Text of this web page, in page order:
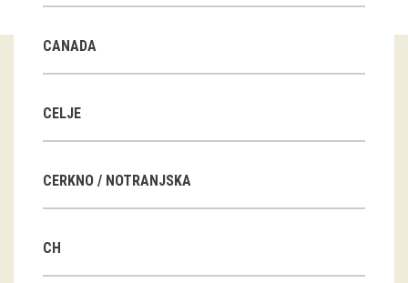
Arhiv razstav
dogodki
CANADA
CELJE
CERKNO / NOTRANJSKA
CH